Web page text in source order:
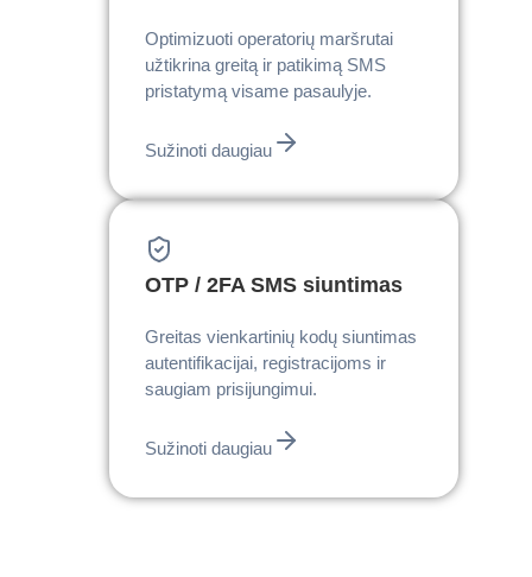
Optimizuoti operatorių maršrutai
užtikrina greitą ir patikimą SMS
pristatymą visame pasaulyje.
Sužinoti daugiau
OTP / 2FA SMS siuntimas
Greitas vienkartinių kodų siuntimas
autentifikacijai, registracijoms ir
saugiam prisijungimui.
Sužinoti daugiau